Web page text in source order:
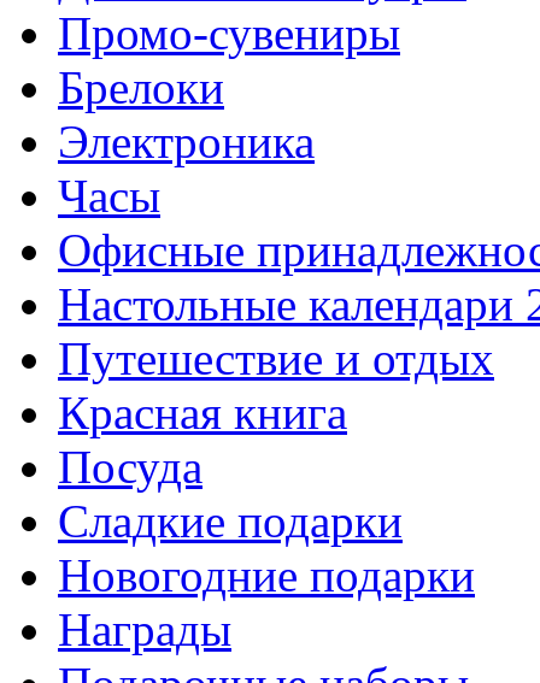
Промо-сувениры
Брелоки
Электроника
Часы
Офисные
Настольные календари
Путешествие и отдых
Красная книга
Посуда
Сладкие подарки
Новогодние подарки
Награды